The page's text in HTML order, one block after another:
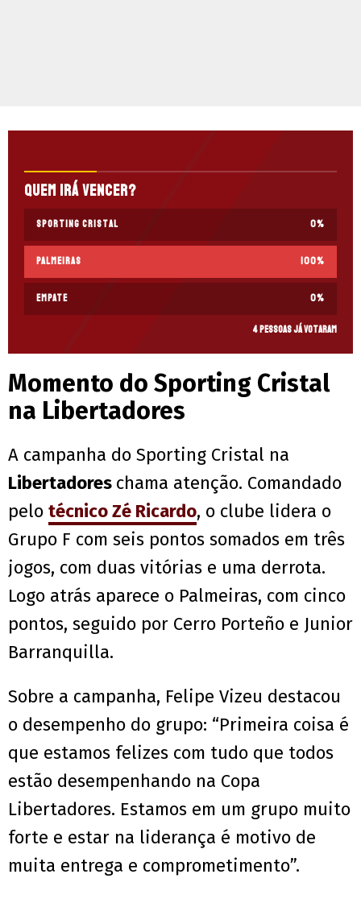
Quem irá vencer?
Sporting Cristal 0%
Palmeiras 100%
Empate 0%
4 pessoas já votaram
Momento do Sporting Cristal
na Libertadores
A campanha do Sporting Cristal na
Libertadores chama atenção. Comandado
pelo técnico Zé Ricardo, o clube lidera o
Grupo F com seis pontos somados em três
jogos, com duas vitórias e uma derrota.
Logo atrás aparece o Palmeiras, com cinco
pontos, seguido por Cerro Porteño e Junior
Barranquilla.
Sobre a campanha, Felipe Vizeu destacou
o desempenho do grupo: “Primeira coisa é
que estamos felizes com tudo que todos
estão desempenhando na Copa
Libertadores. Estamos em um grupo muito
forte e estar na liderança é motivo de
muita entrega e comprometimento”.